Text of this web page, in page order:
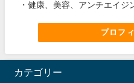
・健康、美容、アンチエイジ
プロフ
カテゴリー